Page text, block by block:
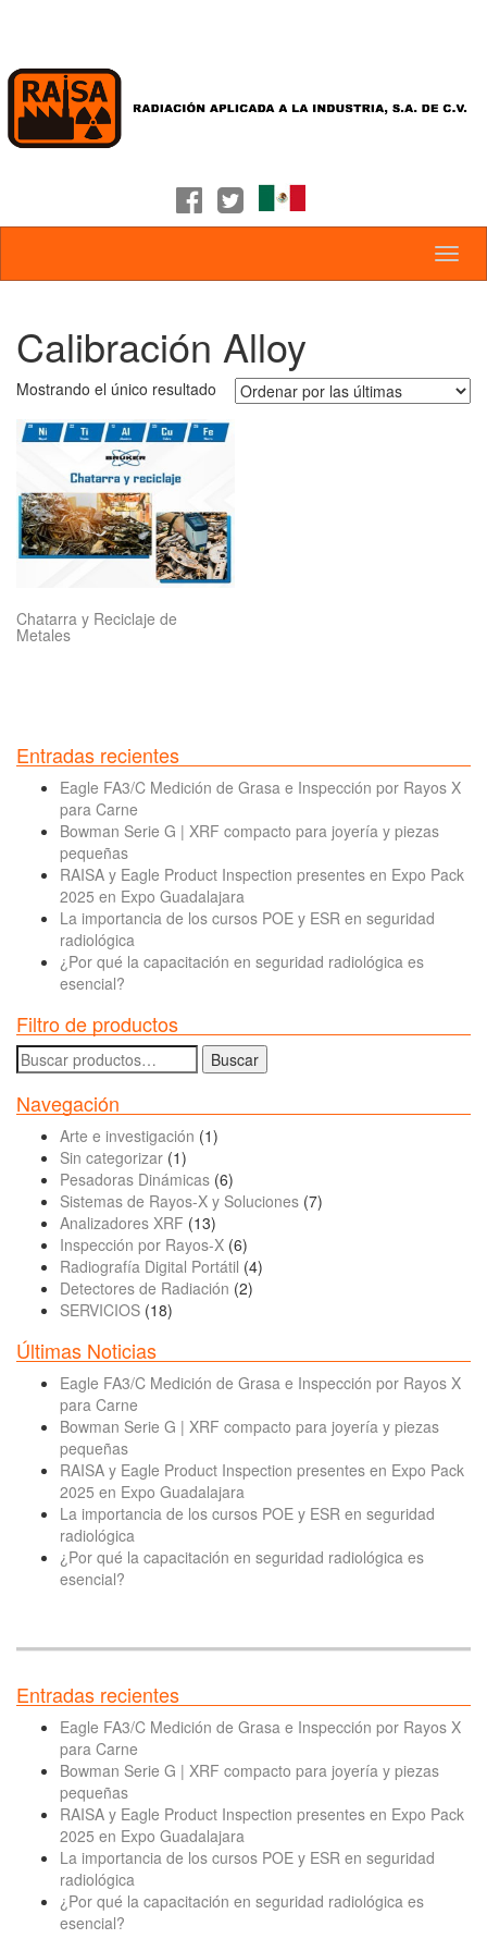
Calibración Alloy
Mostrando el único resultado
Chatarra y Reciclaje de
Metales
Entradas recientes
Eagle FA3/C Medición de Grasa e Inspección por Rayos X
para Carne
Bowman Serie G | XRF compacto para joyería y piezas
pequeñas
RAISA y Eagle Product Inspection presentes en Expo Pack
2025 en Expo Guadalajara
La importancia de los cursos POE y ESR en seguridad
radiológica
¿Por qué la capacitación en seguridad radiológica es
esencial?
Filtro de productos
Buscar
por:
Buscar
Navegación
Arte e investigación (1)
Sin categorizar (1)
Pesadoras Dinámicas (6)
Sistemas de Rayos-X y Soluciones (7)
Analizadores XRF (13)
Inspección por Rayos-X (6)
Radiografía Digital Portátil (4)
Detectores de Radiación (2)
SERVICIOS (18)
Últimas Noticias
Eagle FA3/C Medición de Grasa e Inspección por Rayos X
para Carne
Bowman Serie G | XRF compacto para joyería y piezas
pequeñas
RAISA y Eagle Product Inspection presentes en Expo Pack
2025 en Expo Guadalajara
La importancia de los cursos POE y ESR en seguridad
radiológica
¿Por qué la capacitación en seguridad radiológica es
esencial?
Entradas recientes
Eagle FA3/C Medición de Grasa e Inspección por Rayos X
para Carne
Bowman Serie G | XRF compacto para joyería y piezas
pequeñas
RAISA y Eagle Product Inspection presentes en Expo Pack
2025 en Expo Guadalajara
La importancia de los cursos POE y ESR en seguridad
radiológica
¿Por qué la capacitación en seguridad radiológica es
esencial?